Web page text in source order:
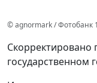
© agnormark / Фотобанк
государственном